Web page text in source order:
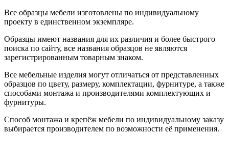
Все образцы мебели изготовлены по индивидуальному
проекту в единственном экземпляре.
Образцы имеют названия для их различия и более быстрого
поиска по сайту, все названия образцов не являются
зарегистрированным товарным знаком.
Все мебельные изделия могут отличаться от представленных
образцов по цвету, размеру, комплектации, фурнитуре, а также
способами монтажа и производителями комплектующих и
фурнитуры.
Способ монтажа и крепёж мебели по индивидуальному заказу
выбирается производителем по возможности её применения.